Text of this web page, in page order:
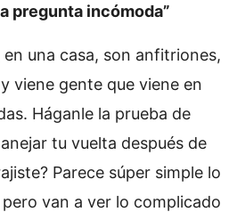
pregunta incómoda”
una casa, son anfitriones,
viene gente que viene en
Háganle la prueba de
tu vuelta después de
Parece súper simple lo
van a ver lo complicado